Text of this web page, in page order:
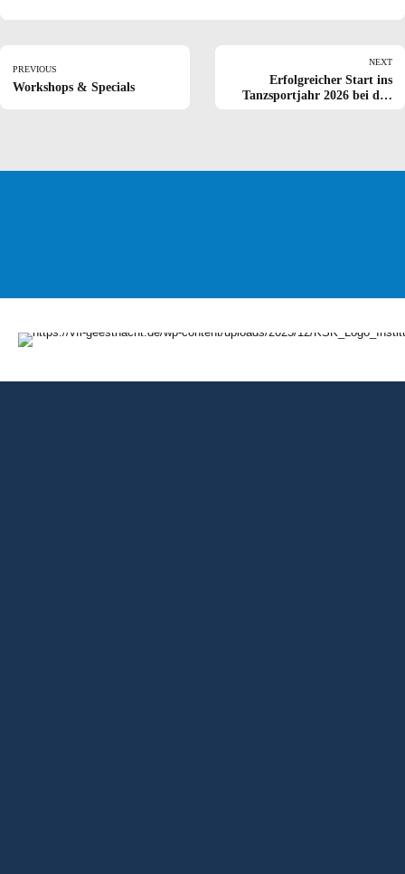
PREVIOUS
Workshops & Specials
NEXT
Erfolgreicher Start ins
Tanzsportjahr 2026 bei den